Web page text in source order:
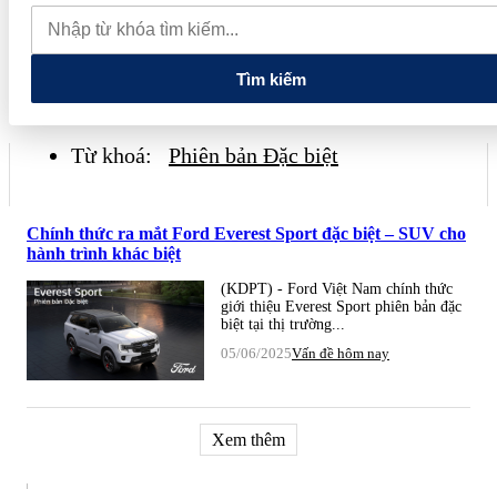
thăm Australia và New Zealand
Quốc hội tiếp tục thảo luận về
hai dự án luật liên quan đến lĩnh vực tài chính, ngân hàng
Tìm kiếm
Từ khoá: Phiên bản Đặc biệt
Chính thức ra mắt Ford Everest Sport đặc biệt – SUV cho
hành trình khác biệt
(KDPT) - Ford Việt Nam chính thức
giới thiệu Everest Sport phiên bản đặc
biệt tại thị trường...
05/06/2025Vấn đề hôm nay
Xem thêm